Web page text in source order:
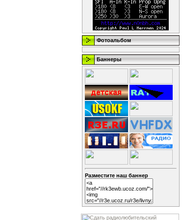
Фотоальбом
Баннеры
Разместите наш баннер